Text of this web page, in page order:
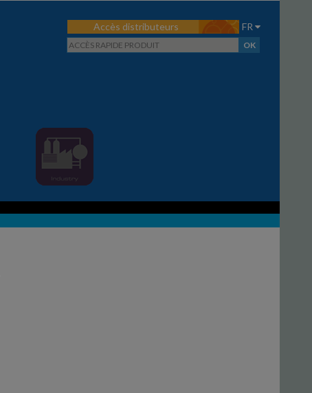
Accès distributeurs FR